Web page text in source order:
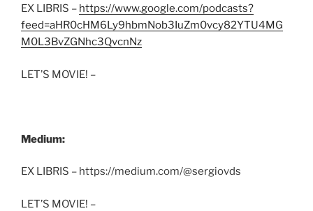
EX LIBRIS – https://www.google.com/podcasts?
feed=aHR0cHM6Ly9hbmNob3IuZm0vcy82YTU4MG
M0L3BvZGNhc3QvcnNz
LET’S MOVIE! –
Medium:
EX LIBRIS – https://medium.com/@sergiovds
LET’S MOVIE! –